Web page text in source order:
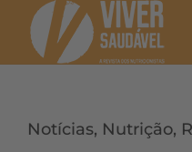
Notícias, Nutrição,